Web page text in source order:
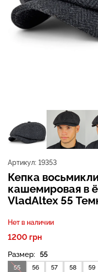
Артикул: 19353
Кепка
кашемировая в
VladAltex 55
Нет в наличии
1200 грн
Размер: 55
55 56 57 58 59